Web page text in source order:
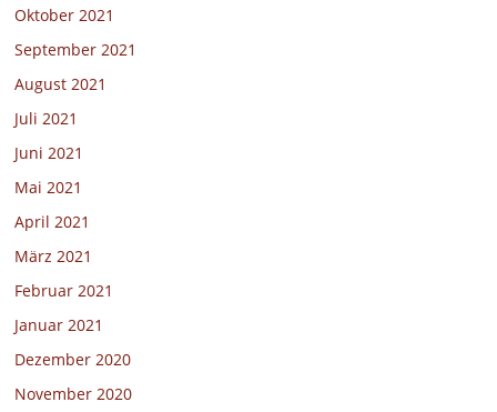
Oktober 2021
September 2021
August 2021
Juli 2021
Juni 2021
Mai 2021
April 2021
März 2021
Februar 2021
Januar 2021
Dezember 2020
November 2020